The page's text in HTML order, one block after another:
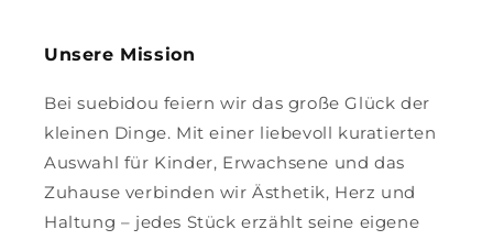
Unsere Mission
Bei suebidou feiern wir das große Glück der
kleinen Dinge. Mit einer liebevoll kuratierten
Auswahl für Kinder, Erwachsene und das
Zuhause verbinden wir Ästhetik, Herz und
Haltung – jedes Stück erzählt seine eigene